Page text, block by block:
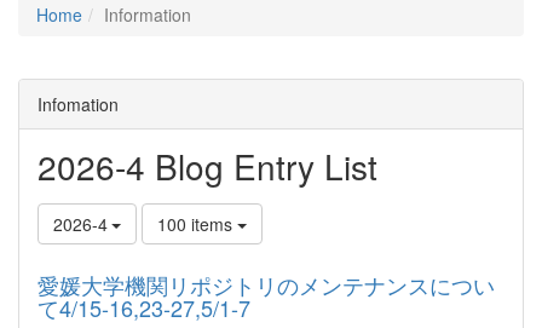
Home Information
Infomation
2026-4 Blog Entry List
2026-4 100 items
愛媛大学機関リポジトリのメンテナンスについ
て4/15-16,23-27,5/1-7